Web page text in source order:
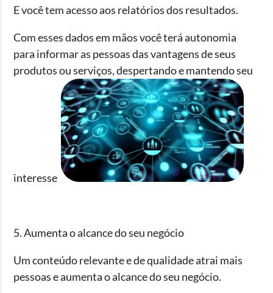
E você tem acesso aos relatórios dos resultados.
Com esses dados em mãos você terá autonomia
para informar as pessoas das vantagens de seus
produtos ou serviços, despertando e mantendo seu
interesse
5. Aumenta o alcance do seu negócio
Um conteúdo relevante e de qualidade atrai mais
pessoas e aumenta o alcance do seu negócio.